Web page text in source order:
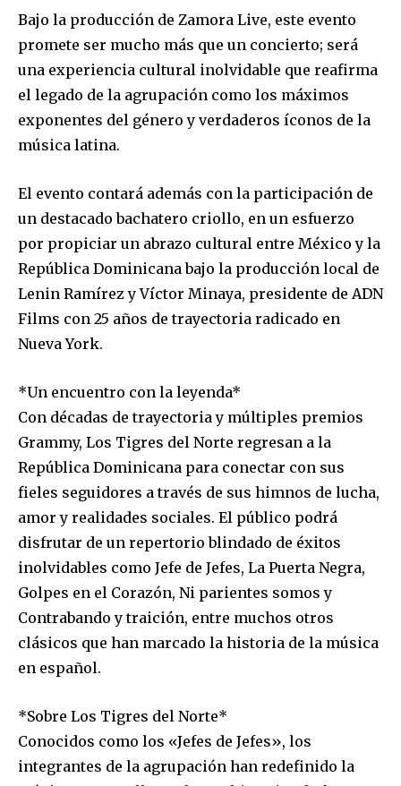
Bajo la producción de Zamora Live, este evento
promete ser mucho más que un concierto; será
una experiencia cultural inolvidable que reafirma
el legado de la agrupación como los máximos
exponentes del género y verdaderos íconos de la
música latina.
El evento contará además con la participación de
un destacado bachatero criollo, en un esfuerzo
por propiciar un abrazo cultural entre México y la
República Dominicana bajo la producción local de
Lenin Ramírez y Víctor Minaya, presidente de ADN
Films con 25 años de trayectoria radicado en
Nueva York.
*Un encuentro con la leyenda*
Con décadas de trayectoria y múltiples premios
Grammy, Los Tigres del Norte regresan a la
República Dominicana para conectar con sus
fieles seguidores a través de sus himnos de lucha,
amor y realidades sociales. El público podrá
disfrutar de un repertorio blindado de éxitos
inolvidables como Jefe de Jefes, La Puerta Negra,
Golpes en el Corazón, Ni parientes somos y
Contrabando y traición, entre muchos otros
clásicos que han marcado la historia de la música
en español.
*Sobre Los Tigres del Norte*
Conocidos como los «Jefes de Jefes», los
integrantes de la agrupación han redefinido la